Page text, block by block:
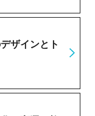
ザインとト